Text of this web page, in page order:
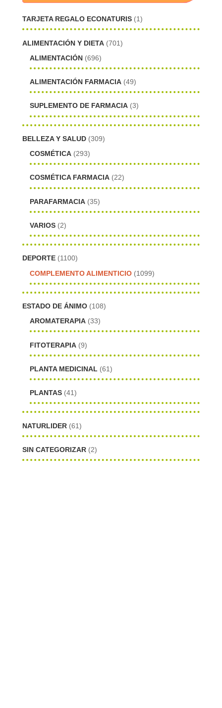
TARJETA REGALO ECONATURIS (1)
ALIMENTACIÓN Y DIETA (701)
ALIMENTACIÓN (696)
ALIMENTACIÓN FARMACIA (49)
SUPLEMENTO DE FARMACIA (3)
BELLEZA Y SALUD (309)
COSMÉTICA (293)
COSMÉTICA FARMACIA (22)
PARAFARMACIA (35)
VARIOS (2)
DEPORTE (1100)
COMPLEMENTO ALIMENTICIO (1099)
ESTADO DE ÁNIMO (108)
AROMATERAPIA (33)
FITOTERAPIA (9)
PLANTA MEDICINAL (61)
PLANTAS (41)
NATURLIDER (61)
SIN CATEGORIZAR (2)